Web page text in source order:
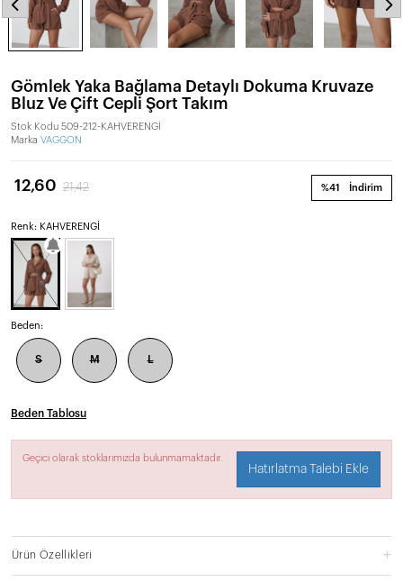
Gömlek Yaka Bağlama Detaylı Dokuma Kruvaze
Bluz Ve Çift Cepli Şort Takım
Stok Kodu 509-212-KAHVERENGİ
Marka VAGGON
%41 İndirim
12,60 21,42
Renk: KAHVERENGİ
Beden:
S M L
Beden Tablosu
Geçici olarak stoklarımızda bulunmamaktadır.
Hatırlatma Talebi Ekle
Ürün Özellikleri